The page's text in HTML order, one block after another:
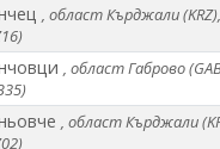
, област Кърджали
, област Габрово
, област Кърджали